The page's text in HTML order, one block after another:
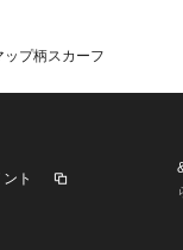
ップ柄スカーフ
ト